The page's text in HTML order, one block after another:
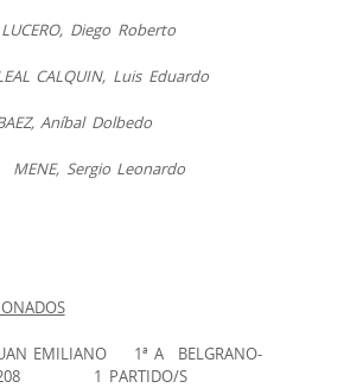
Diego Roberto
Luis Eduardo
Dolbedo
Leonardo
EMILIANO 1ª A BELGRANO-
208 1 PARTIDO/S